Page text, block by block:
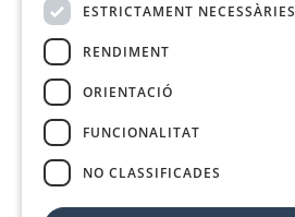
ESTRICTAMENT NECESSÀRIES
RENDIMENT
ORIENTACIÓ
FUNCIONALITAT
NO CLASSIFICADES